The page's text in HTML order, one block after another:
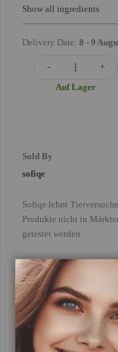
Show all ingredients
Delivery Date: 8 -9
-
+
Auf Lager
Sold By
sofiqe
Sofiqe lehnt
Produkte nicht in
getestet werden.
Frequently